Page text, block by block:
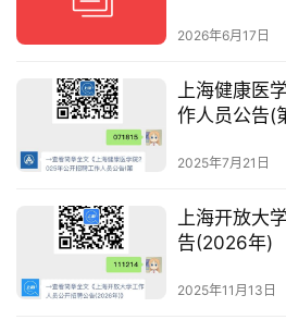
2026年6月17日
上海健康医
作人员公告(
2025年7月21日
上海开放大
告(2026年)
2025年11月13日